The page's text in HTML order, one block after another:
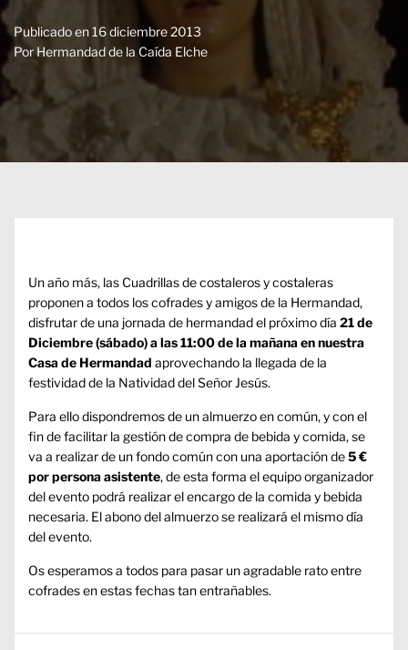
Publicado en16 diciembre 2013
PorHermandad de la Caída Elche
Un año más, las Cuadrillas de costaleros y costaleras
proponen a todos los cofrades y amigos de la Hermandad,
disfrutar de una jornada de hermandad el próximo día 21 de
Diciembre (sábado) a las 11:00 de la mañana en nuestra
Casa de Hermandad aprovechando la llegada de la
festividad de la Natividad del Señor Jesús.
Para ello dispondremos de un almuerzo en común, y con el
fin de facilitar la gestión de compra de bebida y comida, se
va a realizar de un fondo común con una aportación de5 €
por persona asistente, de esta forma el equipo organizador
del evento podrá realizar el encargo de la comida y bebida
necesaria. El abono del almuerzo se realizará el mismo día
del evento.
Os esperamos a todos para pasar un agradable rato entre
cofrades en estas fechas tan entrañables.